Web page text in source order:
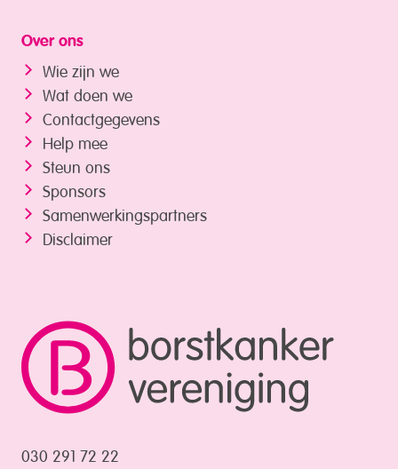
030 291 72 22
Over ons
Wie zijn we
Wat doen we
Contactgegevens
Help mee
Steun ons
Sponsors
Samenwerkings­partners
Disclaimer